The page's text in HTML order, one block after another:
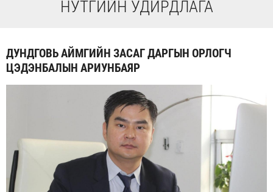
НУТГИЙН УДИРДЛАГА
ДУНДГОВЬ АЙМГИЙН ЗАСАГ ДАРГЫН ОРЛОГЧ
ЦЭДЭНБАЛЫН АРИУНБАЯР